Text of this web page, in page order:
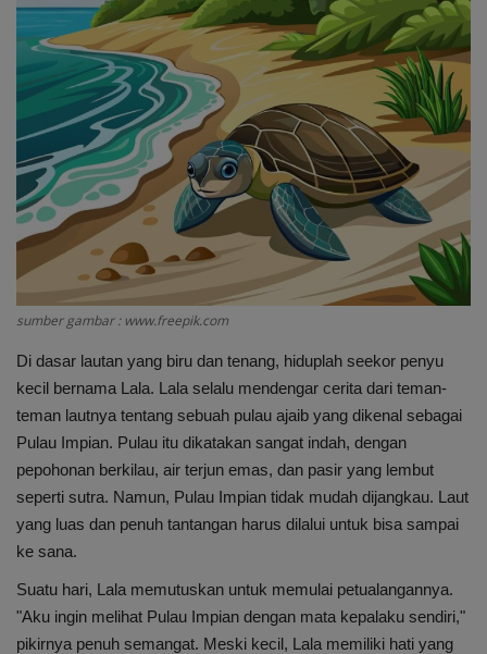
Cerpen
Cerita Anak
Resensi
Reportase
Galleri
Audiobook
sumber gambar : www.freepik.com
Di dasar lautan yang biru dan tenang, hiduplah seekor penyu
kecil bernama Lala. Lala selalu mendengar cerita dari teman-
teman lautnya tentang sebuah pulau ajaib yang dikenal sebagai
Pulau Impian. Pulau itu dikatakan sangat indah, dengan
pepohonan berkilau, air terjun emas, dan pasir yang lembut
seperti sutra. Namun, Pulau Impian tidak mudah dijangkau. Laut
yang luas dan penuh tantangan harus dilalui untuk bisa sampai
ke sana.
Suatu hari, Lala memutuskan untuk memulai petualangannya.
"Aku ingin melihat Pulau Impian dengan mata kepalaku sendiri,"
pikirnya penuh semangat. Meski kecil, Lala memiliki hati yang